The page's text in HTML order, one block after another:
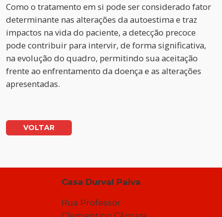
Como o tratamento em si pode ser considerado fator
determinante nas alterações da autoestima e traz
impactos na vida do paciente, a detecção precoce
pode contribuir para intervir, de forma significativa,
na evolução do quadro, permitindo sua aceitação
frente ao enfrentamento da doença e as alterações
apresentadas.
VOLTAR
Casa Durval Paiva
Rua Professor